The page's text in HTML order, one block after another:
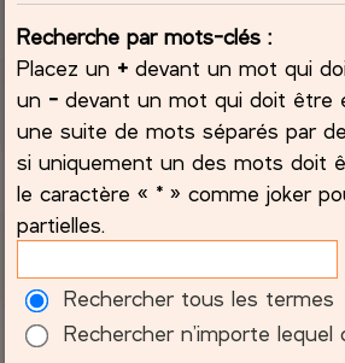
Recherche par mots-clés :
Placez un + devant un mot qui
un - devant un mot qui doit être
une suite de mots séparés par
si uniquement un des mots doit
le caractère « * » comme joker
partielles.
Rechercher tous les termes
Rechercher n’importe